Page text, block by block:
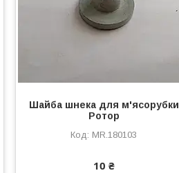
Шайба шнека для м'ясорубки
Ротор
MR.180103
10 ₴